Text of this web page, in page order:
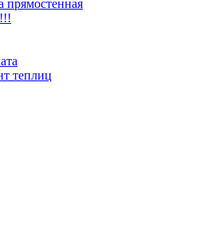
прямостенная
теплиц